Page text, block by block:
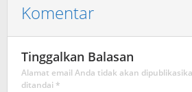
Komentar
Tinggalkan Balasan
Alamat email Anda tidak akan
ditandai *